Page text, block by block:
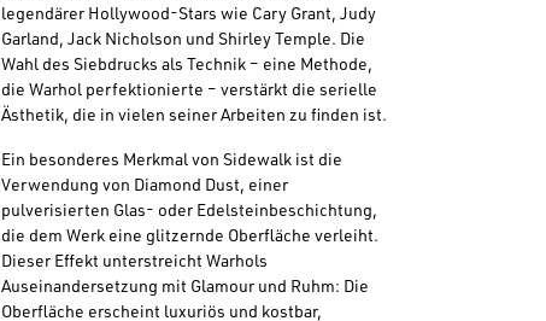
legendärer Hollywood-Stars wie Cary Grant, Judy
Garland, Jack Nicholson und Shirley Temple. Die
Wahl des Siebdrucks als Technik – eine Methode,
die Warhol perfektionierte – verstärkt die serielle
Ästhetik, die in vielen seiner Arbeiten zu finden ist.
Ein besonderes Merkmal von Sidewalk ist die
Verwendung von Diamond Dust, einer
pulverisierten Glas- oder Edelsteinbeschichtung,
die dem Werk eine glitzernde Oberfläche verleiht.
Dieser Effekt unterstreicht Warhols
Auseinandersetzung mit Glamour und Ruhm: Die
Oberfläche erscheint luxuriös und kostbar,